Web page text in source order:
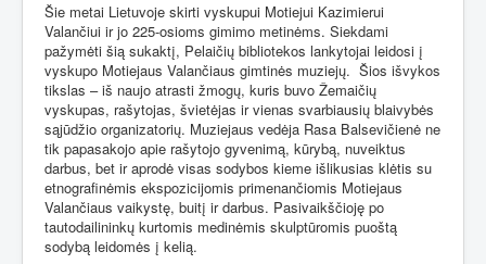
Šie metai Lietuvoje skirti vyskupui Motiejui Kazimierui
Valančiui ir jo 225-osioms gimimo metinėms. Siekdami
pažymėti šią sukaktį, Pelaičių bibliotekos lankytojai leidosi į
vyskupo Motiejaus Valančiaus gimtinės muziejų. Šios išvykos
tikslas – iš naujo atrasti žmogų, kuris buvo Žemaičių
vyskupas, rašytojas, švietėjas ir vienas svarbiausių blaivybės
sąjūdžio organizatorių. Muziejaus vedėja Rasa Balsevičienė ne
tik papasakojo apie rašytojo gyvenimą, kūrybą, nuveiktus
darbus, bet ir aprodė visas sodybos kieme išlikusias klėtis su
etnografinėmis ekspozicijomis primenančiomis Motiejaus
Valančiaus vaikystę, buitį ir darbus. Pasivaikščioję po
tautodailininkų kurtomis medinėmis skulptūromis puoštą
sodybą leidomės į kelią.